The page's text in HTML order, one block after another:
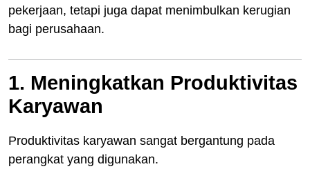
pekerjaan, tetapi juga dapat menimbulkan kerugian
bagi perusahaan.
1. Meningkatkan Produktivitas
Karyawan
Produktivitas karyawan sangat bergantung pada
perangkat yang digunakan.